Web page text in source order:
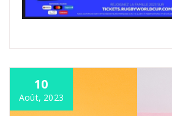
10
Août, 2023